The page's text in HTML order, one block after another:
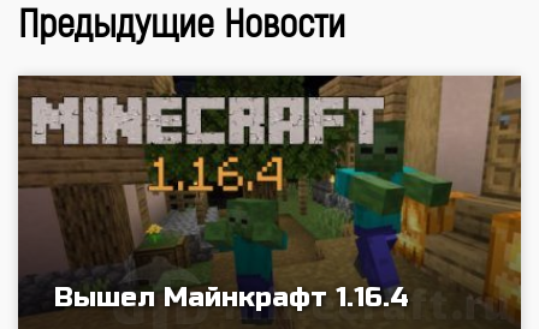
Предыдущие Новости
Вышел Майнкрафт 1.16.4